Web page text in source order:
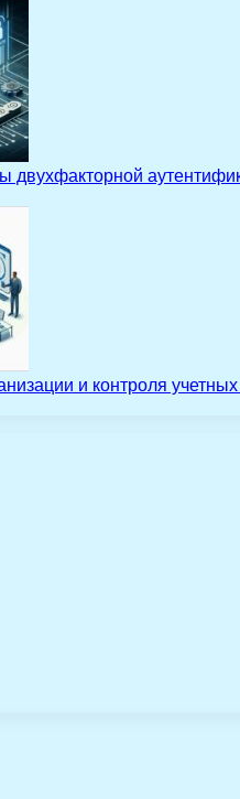
двухфакторной
и контроля